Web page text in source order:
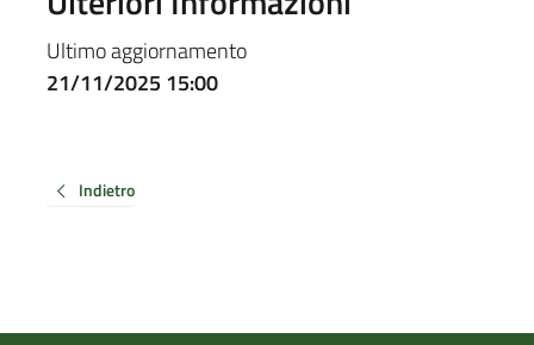
Ultimo aggiornamento
21/11/2025 15:00
Indietro